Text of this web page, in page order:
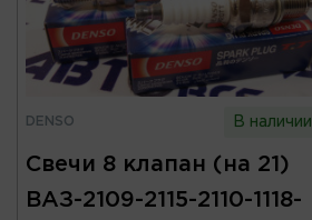
DENSO В наличии
Свечи 8 клапан (на 21)
ВАЗ-2109-2115-2110-1118-